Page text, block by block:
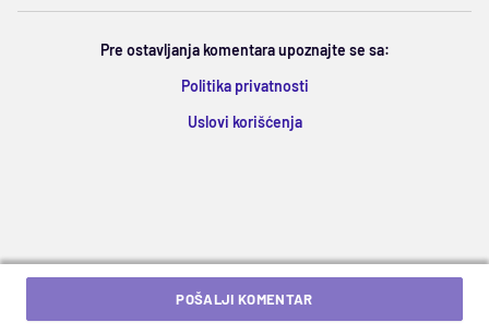
Pre ostavljanja komentara upoznajte se sa:
Politika privatnosti
Uslovi korišćenja
POŠALJI KOMENTAR